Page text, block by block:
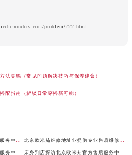
problem/222.html
法集锦（常见问题解决技巧与保养建议）
配指南（解锁日常穿搭新可能）